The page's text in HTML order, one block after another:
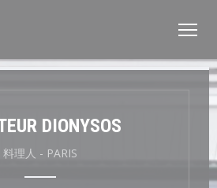
て
DIONYSOS
料理人 - PARIS